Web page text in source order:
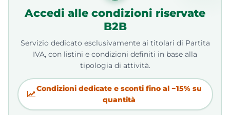
Accedi alle condizioni riservate
B2B
Servizio dedicato esclusivamente ai titolari di Partita
IVA, con listini e condizioni definiti in base alla
tipologia di attività.
Condizioni dedicate e sconti fino al −15% su
quantità